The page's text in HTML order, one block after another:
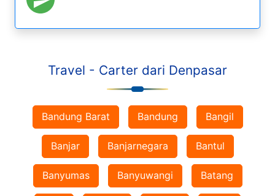
Travel - Carter dari Denpasar
Bandung Barat Bandung Bangil
Banjar Banjarnegara Bantul
Banyumas Banyuwangi Batang